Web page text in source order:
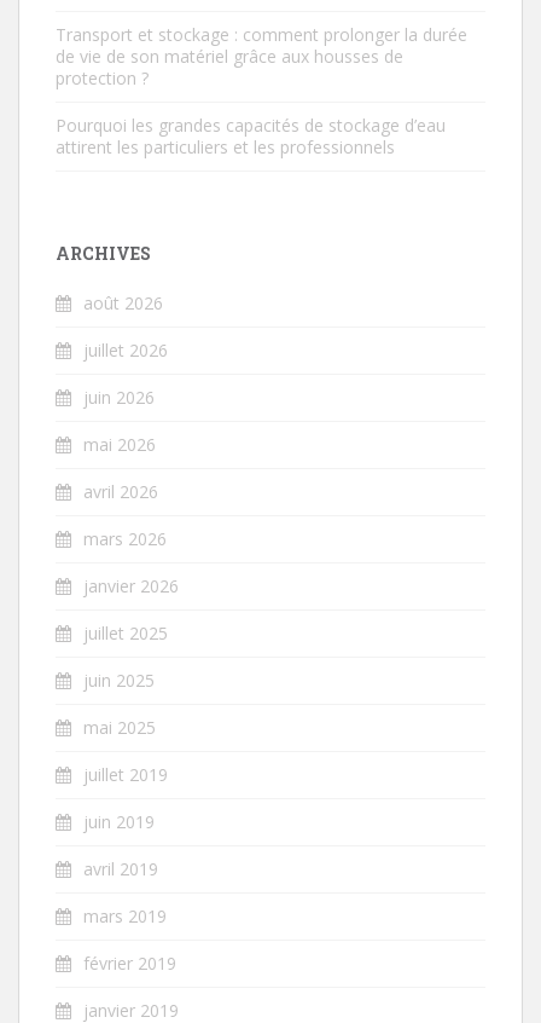
Transport et stockage : comment prolonger la durée
de vie de son matériel grâce aux housses de
protection ?
Pourquoi les grandes capacités de stockage d’eau
attirent les particuliers et les professionnels
ARCHIVES
août 2026
juillet 2026
juin 2026
mai 2026
avril 2026
mars 2026
janvier 2026
juillet 2025
juin 2025
mai 2025
juillet 2019
juin 2019
avril 2019
mars 2019
février 2019
janvier 2019